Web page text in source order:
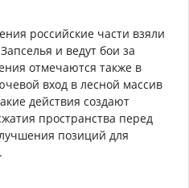
российские части взяли
и ведут бои за
отмечаются также в
вход в лесной массив
действия создают
пространства перед
позиций для